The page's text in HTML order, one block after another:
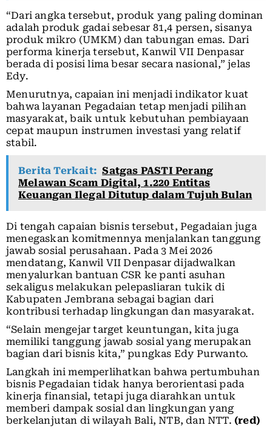
“Dari angka tersebut, produk yang paling dominan
adalah produk gadai sebesar 81,4 persen, sisanya
produk mikro (UMKM) dan tabungan emas. Dari
performa kinerja tersebut, Kanwil VII Denpasar
berada di posisi lima besar secara nasional,” jelas
Edy.
Menurutnya, capaian ini menjadi indikator kuat
bahwa layanan Pegadaian tetap menjadi pilihan
masyarakat, baik untuk kebutuhan pembiayaan
cepat maupun instrumen investasi yang relatif
stabil.
Berita Terkait: Satgas PASTI Perang
Melawan Scam Digital, 1.220 Entitas
Keuangan Ilegal Ditutup dalam Tujuh Bulan
Di tengah capaian bisnis tersebut, Pegadaian juga
menegaskan komitmennya menjalankan tanggung
jawab sosial perusahaan. Pada 3 Mei 2026
mendatang, Kanwil VII Denpasar dijadwalkan
menyalurkan bantuan CSR ke panti asuhan
sekaligus melakukan pelepasliaran tukik di
Kabupaten Jembrana sebagai bagian dari
kontribusi terhadap lingkungan dan masyarakat.
“Selain mengejar target keuntungan, kita juga
memiliki tanggung jawab sosial yang merupakan
bagian dari bisnis kita,” pungkas Edy Purwanto.
Langkah ini memperlihatkan bahwa pertumbuhan
bisnis Pegadaian tidak hanya berorientasi pada
kinerja finansial, tetapi juga diarahkan untuk
memberi dampak sosial dan lingkungan yang
berkelanjutan di wilayah Bali, NTB, dan NTT. (red)